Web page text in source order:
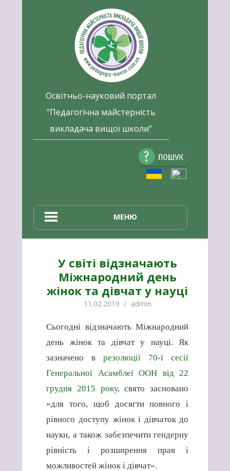
Освітньо-науковий портал
"Педагогічна майстерність
викладача вищої школи"
МЕНЮ
У світі відзначають
Міжнародний день
жінок та дівчат у науці
11.02.2019 admin
Сьогодні відзначають Міжнародний
день жінок та дівчат у науці. Як
зазначено врезолюції 70-ї сесії
Генеральної Асамблеї ООН від 22
грудня 2015 року, свято засновано
«для того, щоб досягти повного і
рівного доступу жінок і дівчаток до
науки, а також забезпечити гендерну
рівність і розширення прав і
можливостей жінок і дівчат».